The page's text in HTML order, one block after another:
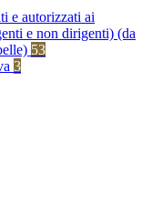
e autorizzati ai
e non dirigenti) (da
53
3